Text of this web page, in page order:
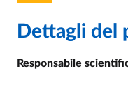
Dettagli del
Responsabile